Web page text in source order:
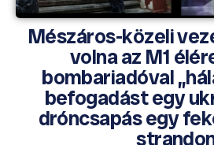
Mészáros-közeli
volna az M1
bombariadóval
befogadást egy
dróncsapás egy